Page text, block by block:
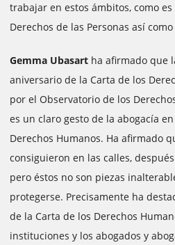
trabajar en estos ámbitos, como
Derechos de las Personas así
Gemma Ubasart ha afirmado que
aniversario de la Carta de los
por el Observatorio de los
es un claro gesto de la abogacía
Derechos Humanos. Ha afirmado
consiguieron en las calles,
pero éstos no son piezas
protegerse. Precisamente ha
de la Carta de los Derechos
instituciones y los abogados y